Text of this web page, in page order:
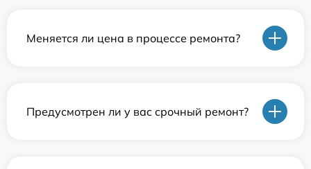
Меняется ли цена в процессе ремонта?
Предусмотрен ли у вас срочный ремонт?